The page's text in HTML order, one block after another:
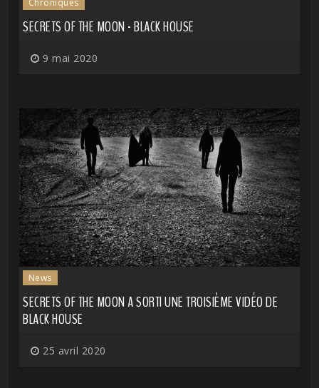
SECRETS OF THE MOON - BLACK HOUSE
9 mai 2020
News
SECRETS OF THE MOON A SORTI UNE TROISIÈME VIDÉO DE
BLACK HOUSE
25 avril 2020